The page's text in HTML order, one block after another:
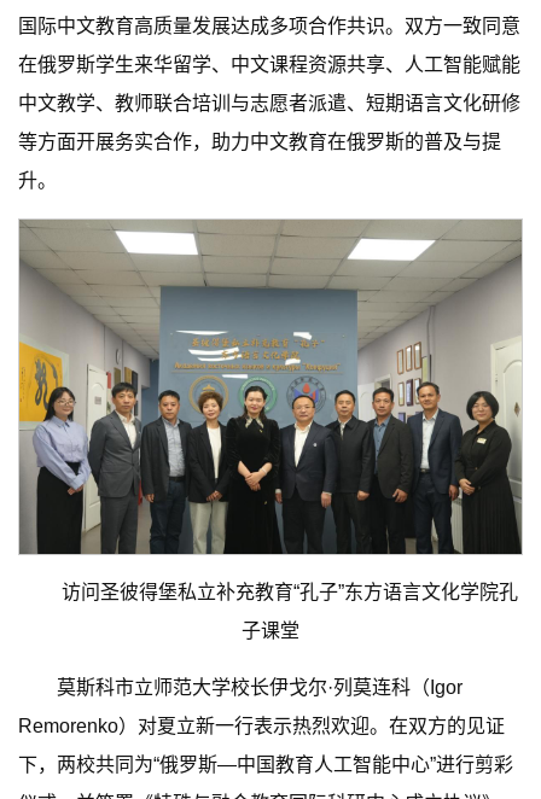
国际中文教育高质量发展达成多项合作共识。双方一致同意
在俄罗斯学生来华留学、中文课程资源共享、人工智能赋能
中文教学、教师联合培训与志愿者派遣、短期语言文化研修
等方面开展务实合作，助力中文教育在俄罗斯的普及与提
升。
访问圣彼得堡私立补充教育“孔子”东方语言文化学院孔
子课堂
莫斯科市立师范大学校长伊戈尔·列莫连科（Igor
Remorenko）对夏立新一行表示热烈欢迎。在双方的见证
下，两校共同为“俄罗斯—中国教育人工智能中心”进行剪彩